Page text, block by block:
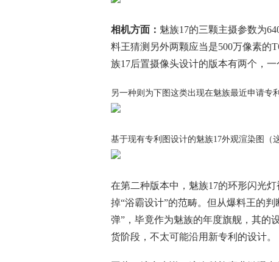
相机方面： 魅族17的三颗主摄参数为
料王猜测另外两颗应当是500万像素的
族17后置摄像头设计的版本有两个，
另一种则为下图这类出现在魅族最近申请专
基于现有专利图设计的魅族17外观渲染图（
在第二种版本中，魅族17的环形闪光
掉“浴霸设计”的范畴。但从爆料王的
弹”，毕竟作为魅族的年度旗舰，其的
货阶段，不太可能沿用新专利的设计。